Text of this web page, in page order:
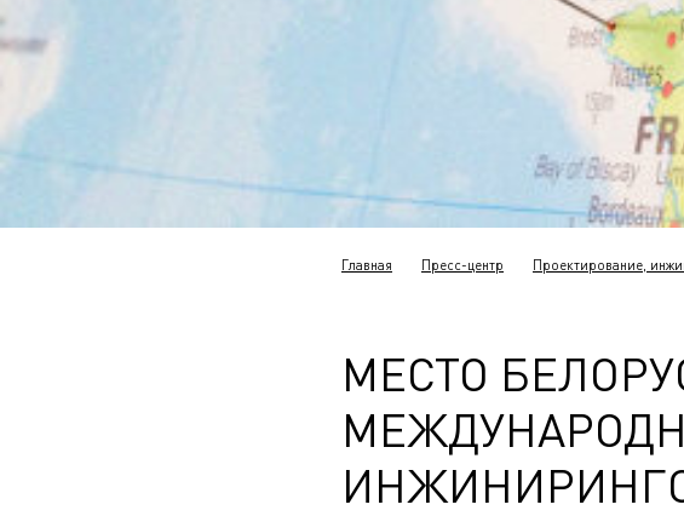
Главная Пресс-центр Проектирование,
МЕСТО